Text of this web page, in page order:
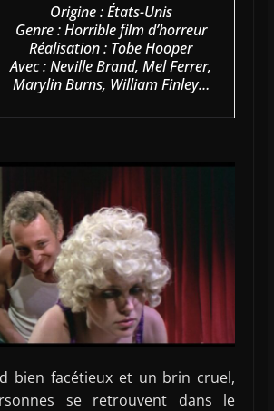
Origine : États-Unis
Genre : Horrible film d’horreur
Réalisation : Tobe Hooper
Avec : Neville Brand, Mel Ferrer,
Marylin Burns, William Finley…
bien facétieux et un brin cruel,
se retrouvent dans le